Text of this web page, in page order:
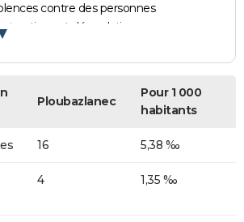
contre des personnes
et dégradations
Ploubazlanec
Pour 1 000
habitants
16 5,38 ‰
4 1,35 ‰